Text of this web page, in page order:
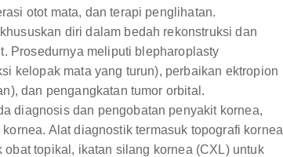
otot mata, dan terapi penglihatan.
diri dalam bedah rekonstruksi dan
Prosedurnya meliputi blepharoplasty
kelopak mata yang turun), perbaikan ektropion
dan pengangkatan tumor orbital.
diagnosis dan pengobatan penyakit kornea,
Alat diagnostik termasuk topografi kornea
topikal, ikatan silang kornea (CXL) untuk